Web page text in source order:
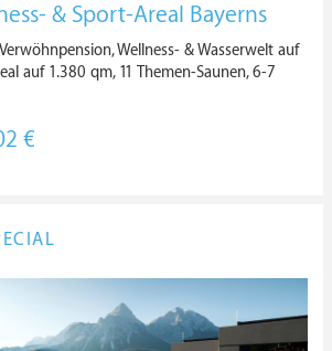
& Sport-Areal Bayerns
Wellness- & Wasserwelt auf
auf 1.380 qm, 11 Themen-Saunen, 6-7
€